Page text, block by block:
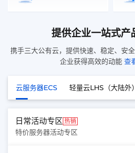
提供企业一站式产
携手三大公有云，提供快速、稳定、安
企业获得高效的动能 查
云服务器ECS 轻量云LHS（大陆外）
日常活动专区 热销
特价服务器活动专区